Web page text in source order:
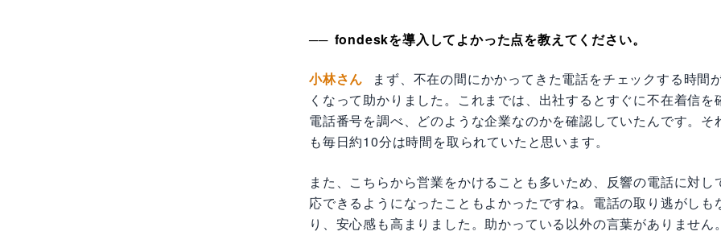
fondeskを導入してよかった点を教えてください。
小林さん
まず、不在の間にかかってきた電話をチェックする時間
くなって助かりました。これまでは、出社するとすぐに不在着信を
電話番号を調べ、どのような企業なのかを確認していたんです。そ
も毎日約10分は時間を取られていたと思います。
また、こちらから営業をかけることも多いため、反響の電話に対し
応できるようになったこともよかったですね。電話の取り逃がしも
り、安心感も高まりました。助かっている以外の言葉がありません。